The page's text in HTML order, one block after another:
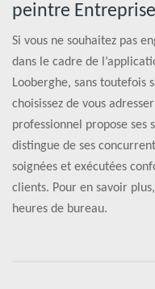
peintre
Si vous ne souhaitez pas
dans le cadre de
Looberghe, sans toutefois
choisissez de vous
professionnel propose ses
distingue de ses
soignées et exécutées
clients. Pour en savoir
heures de bureau.